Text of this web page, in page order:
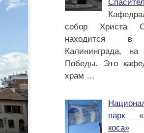
собор Христа
находится в
Калининграда,
Победы. Это
храм …
парк
коса»